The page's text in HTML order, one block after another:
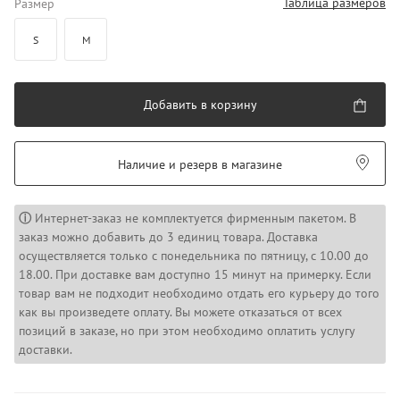
S M
Добавить в корзину
Наличие и резерв в магазине
ⓘ Интернет-заказ не комплектуется фирменным пакетом. В
заказ можно добавить до 3 единиц товара. Доставка
осуществляется только с понедельника по пятницу, с 10.00 до
18.00. При доставке вам доступно 15 минут на примерку. Если
товар вам не подходит необходимо отдать его курьеру до того
как вы произведете оплату. Вы можете отказаться от всех
позиций в заказе, но при этом необходимо оплатить услугу
доставки.